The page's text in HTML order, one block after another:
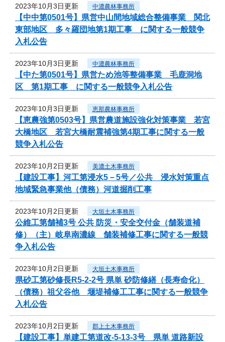
2023年10月3日更新 中濃農林事務所
【中中第0501号】県営中山間地域総合整備事業 関北
東部地区 多々羅団地第1期工事 に関する一般競争
入札公告
2023年10月3日更新 中濃農林事務所
【中た第0501号】県営ため池等整備事業 毛鹿洞地
区 第1期工事 に関する一般競争入札公告
2023年10月3日更新 恵那農林事務所
【恵農強第0503号】県営農道施設強化対策事業 若宮
大橋地区 若宮大橋耐震補強第4期工事に関する一般
競争入札公告
2023年10月2日更新 美濃土木事務所
【建設工事】河工第浸水5－5号／公共 浸水対策重点
地域緊急事業他（債務）河道掘削工事
2023年10月2日更新 大垣土木事務所
公維工第舗補3号 公共 防災・安全交付金（舗装道補
修）（主）岐阜南濃線 舗装補修工事に関する一般競
争入札公告
2023年10月2日更新 大垣土木事務所
県砂工第砂修長R5-2-2号 県単 砂防修繕（長寿命化）
（債務）祖父谷他 堰堤補修工工事に関する一般競争
入札公告
2023年10月2日更新 郡上土木事務所
【建設工事】単建工第道改-5-13-3号 県単 道路新設